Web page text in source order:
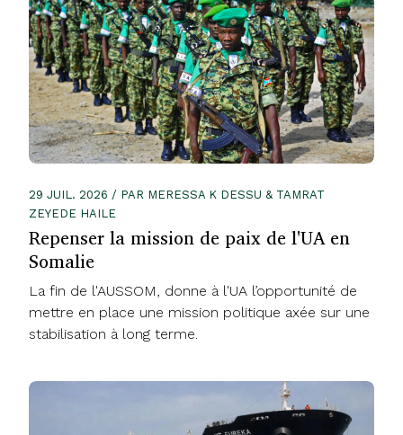
29 JUIL. 2026 / PAR MERESSA K DESSU & TAMRAT
ZEYEDE HAILE
Repenser la mission de paix de l'UA en
Somalie
La fin de l'AUSSOM, donne à l'UA l’opportunité de
mettre en place une mission politique axée sur une
stabilisation à long terme.